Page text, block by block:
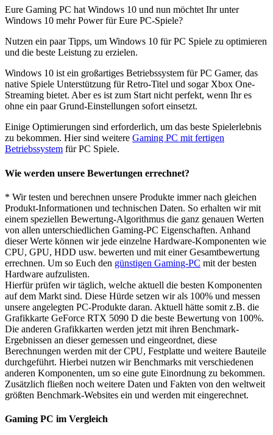
Eure Gaming PC hat Windows 10 und nun möchtet Ihr unter
Windows 10 mehr Power für Eure PC-Spiele?
Nutzen ein paar Tipps, um Windows 10 für PC Spiele zu optimieren
und die beste Leistung zu erzielen.
Windows 10 ist ein großartiges Betriebssystem für PC Gamer, das
native Spiele Unterstützung für Retro-Titel und sogar Xbox One-
Streaming bietet. Aber es ist zum Start nicht perfekt, wenn Ihr es
ohne ein paar Grund-Einstellungen sofort einsetzt.
Einige Optimierungen sind erforderlich, um das beste Spielerlebnis
zu bekommen. Hier sind weitere Gaming PC mit fertigen
Betriebssystem für PC Spiele.
Wie werden unsere Bewertungen errechnet?
* Wir testen und berechnen unsere Produkte immer nach gleichen
Produkt-Informationen und technischen Daten. So erhalten wir mit
einem speziellen Bewertung-Algorithmus die ganz genauen Werten
von allen unterschiedlichen Gaming-PC Eigenschaften. Anhand
dieser Werte können wir jede einzelne Hardware-Komponenten wie
CPU, GPU, HDD usw. bewerten und mit einer Gesamtbewertung
errechnen. Um so Euch den günstigen Gaming-PC mit der besten
Hardware aufzulisten.
Hierfür prüfen wir täglich, welche aktuell die besten Komponenten
auf dem Markt sind. Diese Hürde setzen wir als 100% und messen
unsere angelegten PC-Produkte daran. Aktuell hätte somit z.B. die
Grafikkarte GeForce RTX 5090 D die beste Bewertung von 100%.
Die anderen Grafikkarten werden jetzt mit ihren Benchmark-
Ergebnissen an dieser gemessen und eingeordnet, diese
Berechnungen werden mit der CPU, Festplatte und weitere Bauteile
durchgeführt. Hierbei nutzen wir Benchmarks mit verschiedenen
anderen Komponenten, um so eine gute Einordnung zu bekommen.
Zusätzlich fließen noch weitere Daten und Fakten von den weltweit
größten Benchmark-Websites ein und werden mit eingerechnet.
Gaming PC im Vergleich